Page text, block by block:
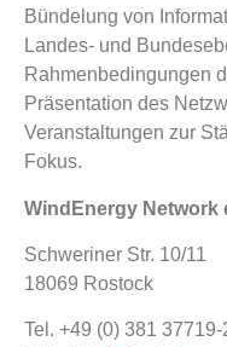
Bündelung von
Landes- und
Rahmenbedingungen
Präsentation des
Veranstaltungen zur
Fokus.
WindEnergy Network
Schweriner Str. 10/11
18069 Rostock
Tel. +49 (0) 381 37719-